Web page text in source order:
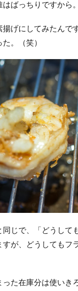
ばっちりですから
げにしてみたんで
。（笑）
じで、「どうして
が、どうしてもフ
った在庫分は使い